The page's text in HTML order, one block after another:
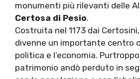
monumenti più rilevanti delle
Certosa di Pesio.
Costruita nel 1173 dai
divenne un importante centro
politica e l’economia.
patrimonio andò perduto in